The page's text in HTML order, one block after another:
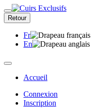
Retour
Fr
En
Accueil
Connexion
Inscription